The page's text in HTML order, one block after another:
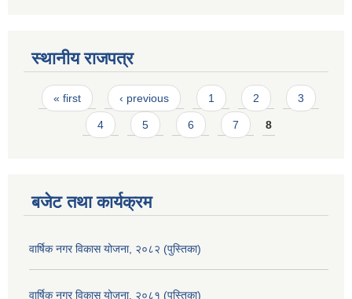
स्थानीय राजपत्र
Pages
« first ‹ previous 1 2 3
4 5 6 7 8
बजेट तथा कार्यक्रम
वार्षिक नगर विकास योजना, २०८२ (पुस्तिका)
वार्षिक नगर विकास योजना, २०८१ (पुस्तिका)